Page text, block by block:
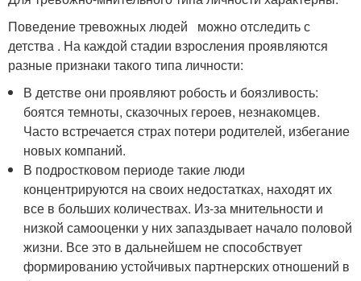
Поведение тревожных людей можно отследить с
детства . На каждой стадии взросления проявляются
разные признаки такого типа личности:
В детстве они проявляют робость и боязливость:
боятся темноты, сказочных героев, незнакомцев.
Часто встречается страх потери родителей, избегание
новых компаний.
В подростковом периоде такие люди
концентрируются на своих недостатках, находят их
все в больших количествах. Из-за мнительности и
низкой самооценки у них запаздывает начало половой
жизни. Все это в дальнейшем не способствует
формированию устойчивых партнерских отношений в